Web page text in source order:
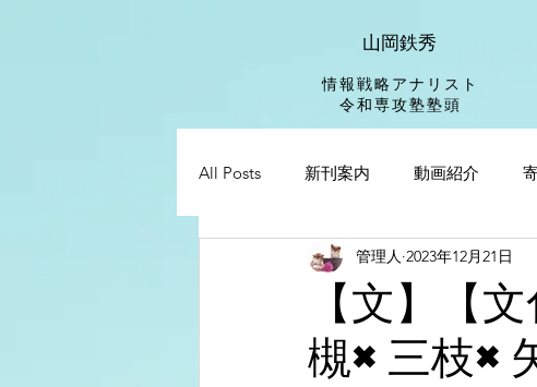
山岡鉄秀
情報戦略アナリスト
​令和専攻塾塾頭
All Posts 新刊案内 動画紹介
【文】【
槻×三枝×
管理人 2023年12月21日